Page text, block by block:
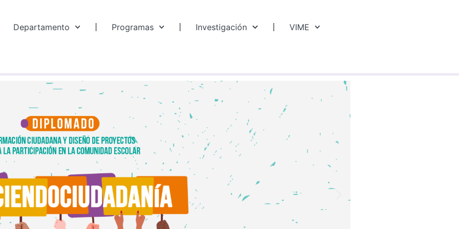
Departamento Programas Investigación VIME